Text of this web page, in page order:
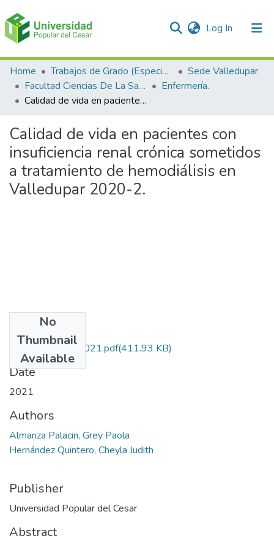
Log In (current)
Communities & Collections
All of DSpace
Home Trabajos de Grado (Especializaciones y Pregrados)
Sede Valledupar
Facultad Ciencias De La Salud.
Enfermería.
Calidad de vida en pacientes con insuficiencia renal crónica sometidos a tratamiento de hemodiálisis en Valledupar 2020-2.
Calidad de vida en pacientes con
insuficiencia renal crónica sometidos
a tratamiento de hemodiálisis en
Valledupar 2020-2.
No
Thumbnail
Available
AlmanzaPalacin.2021.pdf(411.93 KB)
Date
2021
Authors
Almanza Palacin, Grey Paola
Hernández Quintero, Cheyla Judith
Publisher
Universidad Popular del Cesar
Abstract